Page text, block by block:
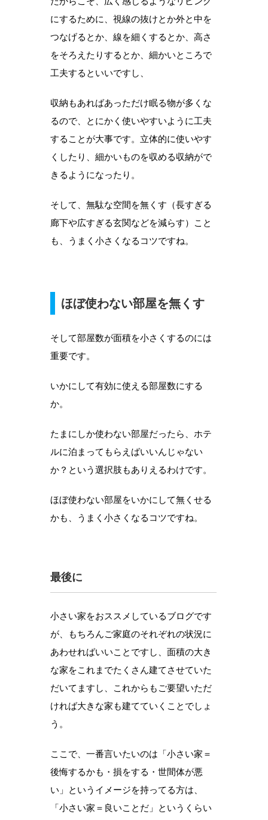
にするために、視線の抜けとか外と中を
つなげるとか、線を細くするとか、高さ
をそろえたりするとか、細かいところで
工夫するといいですし、
収納もあればあっただけ眠る物が多くな
るので、とにかく使いやすいように工夫
することが大事です。立体的に使いやす
くしたり、細かいものを収める収納がで
きるようになったり。
そして、無駄な空間を無くす（長すぎる
廊下や広すぎる玄関などを減らす）こと
も、うまく小さくなるコツですね。
ほぼ使わない部屋を無くす
そして部屋数が面積を小さくするのには
重要です。
いかにして有効に使える部屋数にする
か。
たまにしか使わない部屋だったら、ホテ
ルに泊まってもらえばいいんじゃない
か？という選択肢もありえるわけです。
ほぼ使わない部屋をいかにして無くせる
かも、うまく小さくなるコツですね。
最後に
小さい家をおススメしているブログです
が、もちろんご家庭のそれぞれの状況に
あわせればいいことですし、面積の大き
な家をこれまでたくさん建てさせていた
だいてますし、これからもご要望いただ
ければ大きな家も建てていくことでしょ
う。
ここで、一番言いたいのは「小さい家＝
後悔するかも・損をする・世間体が悪
い」というイメージを持ってる方は、
「小さい家＝良いことだ」というくらい